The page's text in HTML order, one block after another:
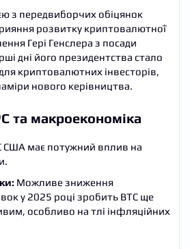
з передвиборчих обіцянок
розвитку криптовалютної
Гері Генслера з посади
дні його президентства стало
криптовалютних інвесторів,
нового керівництва.
та макроекономіка
США має потужний вплив на
Можливе зниження
у 2025 році зробить BTC ще
особливо на тлі інфляційних